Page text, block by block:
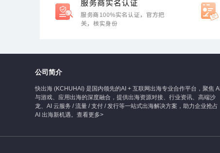
公司简介
快出海 (KCHUHAI) 是国内领先的AI + 互联网出海专业合作平台，聚焦 AI
与游戏、应用出海的深度融合，提供出海资源对接、行业资讯、高端沙
龙、AI 云服务 / 流量 / 支付 / 发行等一站式出海解决方案，助力企业抢占
AI 出海新机遇。 查看更多>